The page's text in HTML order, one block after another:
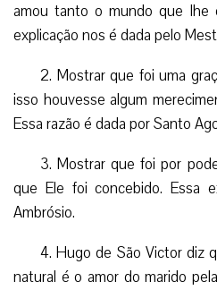
amou tanto o mundo que lhe
explicação nos é dada pelo
2. Mostrar que foi uma
isso houvesse algum
Essa razão é dada por Santo
3. Mostrar que foi por
que Ele foi concebido. Essa
Ambrósio.
4. Hugo de São Victor diz
natural é o amor do marido